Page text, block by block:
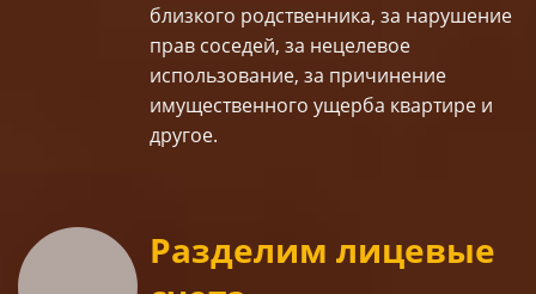
близкого родственника, за нарушение
прав соседей, за нецелевое
использование, за причинение
имущественного ущерба квартире и
другое.
Разделим лицевые